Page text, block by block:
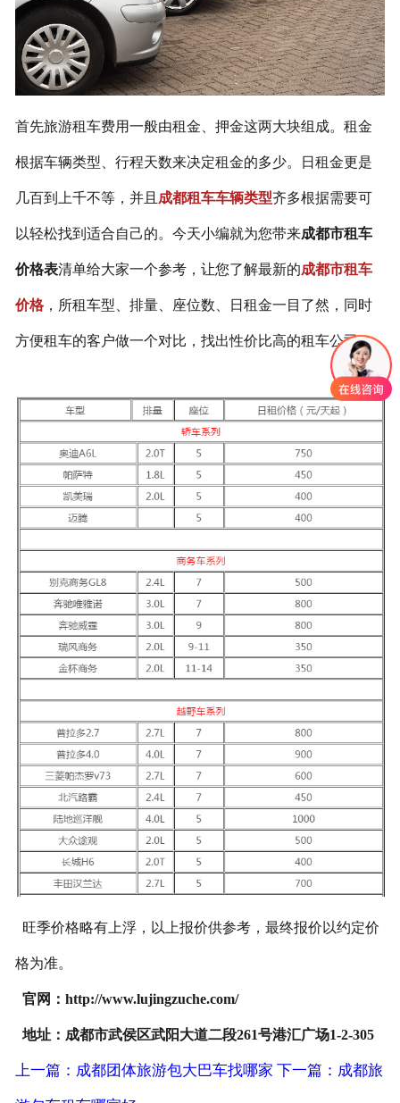
首先旅游租车费用一般由租金、押金这两大块组成。租金
根据车辆类型、行程天数来决定租金的多少。日租金更是
几百到上千不等，并且 成都租车车辆类型齐多根据需要可
以轻松找到适合自己的。今天小编就为您带来成都市租车
价格表清单给大家一个参考，让您了解最新的成都市租车
价格，所租车型、排量、座位数、日租金一目了然，同时
方便租车的客户做一个对比，找出性价比高的租车公司。
旺季价格略有上浮，以上报价供参考，最终报价以约定价
格为准。
官网：http://www.lujingzuche.com/
地址：成都市武侯区武阳大道二段261号港汇广场1-2-305
上一篇：成都团体旅游包大巴车找哪家 下一篇：成都旅